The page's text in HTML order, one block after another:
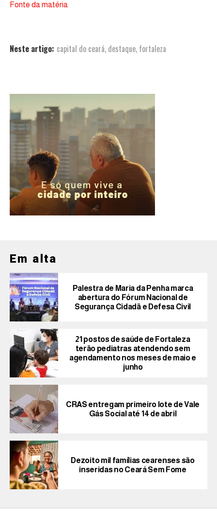
Fonte da matéria
Neste artigo: capital do ceará, destaque, fortaleza
Em alta
Palestra de Maria da Penha marca
abertura do Fórum Nacional de
Segurança Cidadã e Defesa Civil
21 postos de saúde de Fortaleza
terão pediatras atendendo sem
agendamento nos meses de maio e
junho
CRAS entregam primeiro lote de Vale
Gás Social até 14 de abril
Dezoito mil famílias cearenses são
inseridas no Ceará Sem Fome